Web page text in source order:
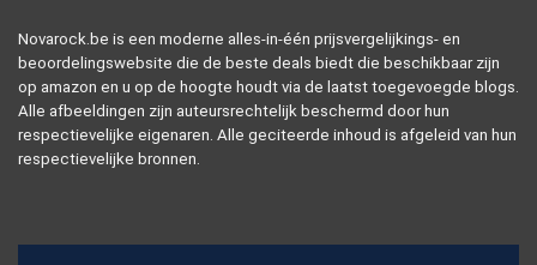
Novarock.be is een moderne alles-in-één prijsvergelijkings- en
beoordelingswebsite die de beste deals biedt die beschikbaar zijn
op amazon en u op de hoogte houdt via de laatst toegevoegde blogs.
Alle afbeeldingen zijn auteursrechtelijk beschermd door hun
respectievelijke eigenaren. Alle geciteerde inhoud is afgeleid van hun
respectievelijke bronnen.